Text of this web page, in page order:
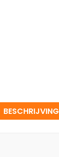
BESCHRIJVING